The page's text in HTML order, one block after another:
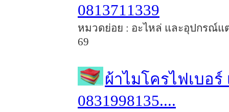
0813711339
หมวดย่อย : อะไหล่ และอุปกรณ์แต่
69
ผ้าไมโครไฟเบอร์
0831998135....